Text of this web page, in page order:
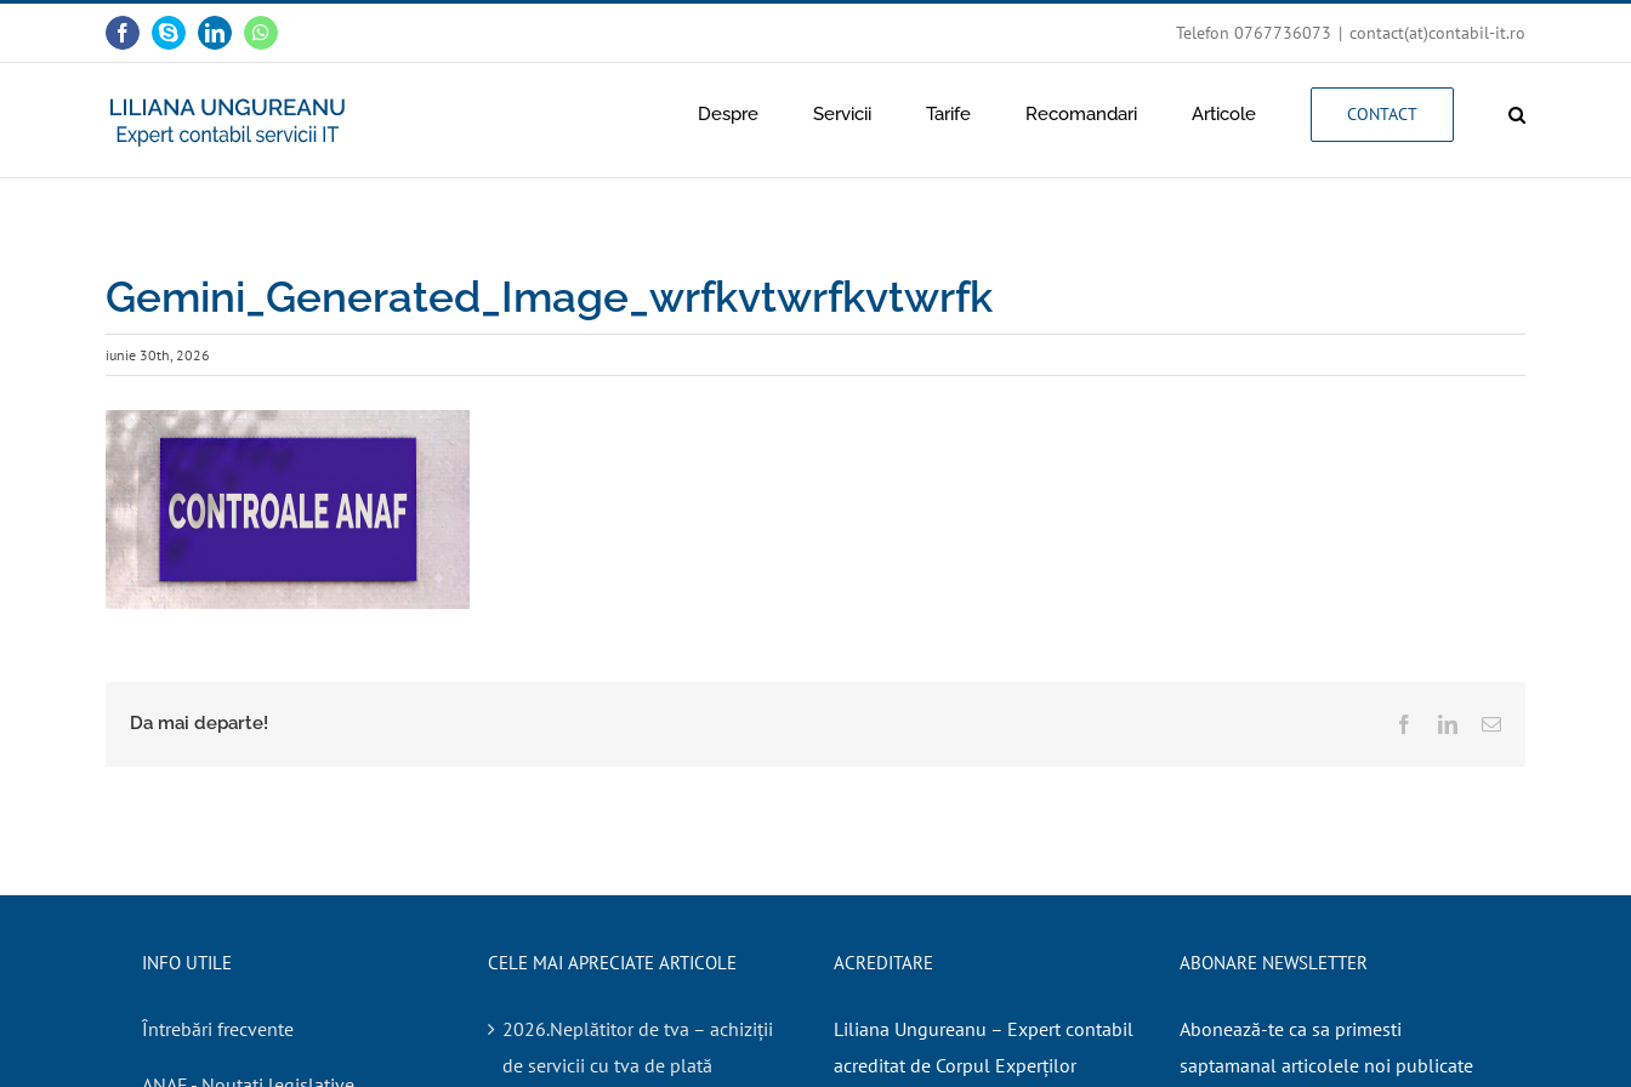
FacebookSkypeLinkedInWhatsApp Telefon 0767736073 | contact(at)contabil-it.ro
Despre Servicii Tarife Recomandari Articole CONTACT
Gemini_Generated_Image_wrfkvtwrfkvtwrfk
iunie 30th, 2026
Da mai departe! FacebookLinkedIn
E-
INFO UTILE
Întrebări frecvente
CELE MAI APRECIATE ARTICOLE
2026.Neplătitor de tva – achiziții
de servicii cu tva de plată
ACREDITARE
Liliana Ungureanu – Expert contabil
acreditat de Corpul Experților
ABONARE NEWSLETTER
Abonează-te ca sa primesti
saptamanal articolele noi publicate